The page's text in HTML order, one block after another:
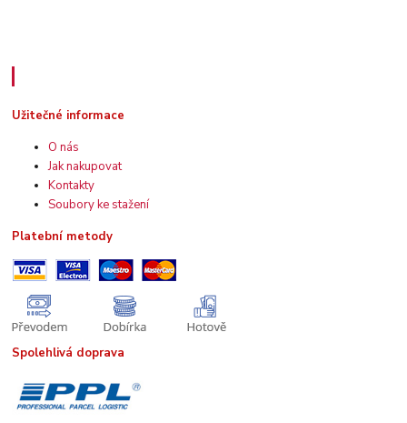
Užitečné informace
O nás
Jak nakupovat
Kontakty
Soubory ke stažení
Platební metody
Spolehlivá doprava